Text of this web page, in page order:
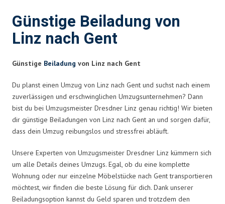
Günstige Beiladung von
Linz nach Gent
Günstige Beiladung von Linz nach Gent
Du planst einen Umzug von Linz nach Gent und suchst nach einem
zuverlässigen und erschwinglichen Umzugsunternehmen? Dann
bist du bei Umzugsmeister Dresdner Linz genau richtig! Wir bieten
dir günstige Beiladungen von Linz nach Gent an und sorgen dafür,
dass dein Umzug reibungslos und stressfrei abläuft.
Unsere Experten von Umzugsmeister Dresdner Linz kümmern sich
um alle Details deines Umzugs. Egal, ob du eine komplette
Wohnung oder nur einzelne Möbelstücke nach Gent transportieren
möchtest, wir finden die beste Lösung für dich. Dank unserer
Beiladungsoption kannst du Geld sparen und trotzdem den